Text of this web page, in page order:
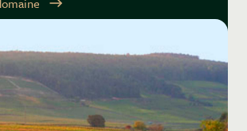
la roche dure et calcaire. Le vin
juteux et ciselé. Au centre du
se niche le Clos du Chapitre. Vaste
en est, puisque cette parcelle aux
très précoces permet de nous
limpide du cépage bourguignon. Avec